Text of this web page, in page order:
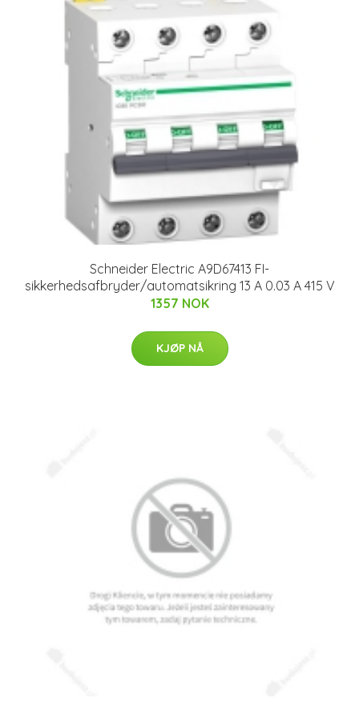
Schneider Electric A9D67413 FI-
sikkerhedsafbryder/automatsikring 13 A 0.03 A 415 V
1357 NOK
KJØP NÅ